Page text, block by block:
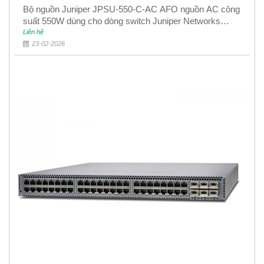
Bộ nguồn Juniper JPSU-550-C-AC AFO nguồn AC công
suất 550W dùng cho dòng switch Juniper Networks
EX4400
Liên hệ
23-02-2026